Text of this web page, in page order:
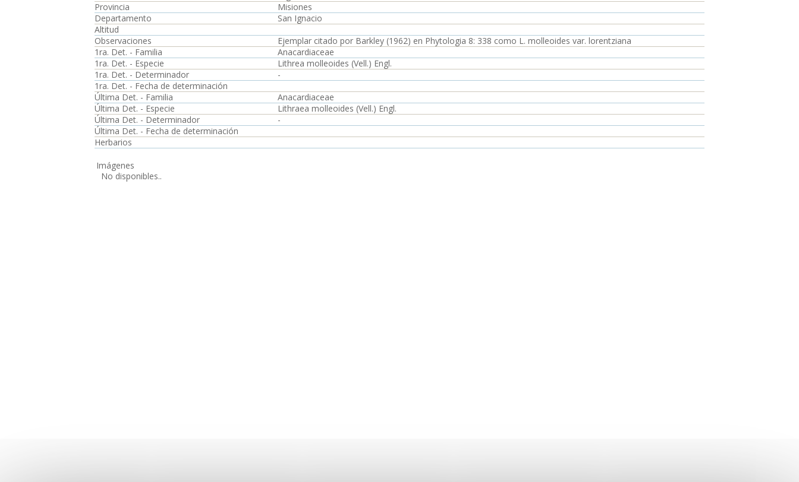
Provincia
Misiones
Departamento
San Ignacio
Altitud
Observaciones
Ejemplar citado por Barkley (1962) en Phytologia 8: 338 como L. molleoides var. lorentziana
1ra. Det. - Familia
Anacardiaceae
1ra. Det. - Especie
Lithrea molleoides (Vell.) Engl.
1ra. Det. - Determinador
-
1ra. Det. - Fecha de determinación
Última Det. - Familia
Anacardiaceae
Última Det. - Especie
Lithraea molleoides (Vell.) Engl.
Última Det. - Determinador
-
Última Det. - Fecha de determinación
Herbarios
Imágenes
No disponibles..